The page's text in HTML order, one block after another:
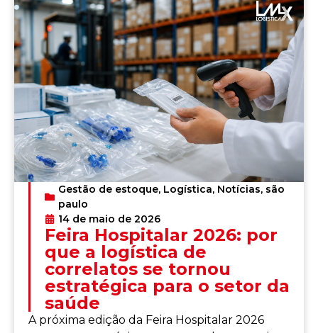
Gestão de estoque, Logística, Notícias, são
paulo
14 de maio de 2026
Feira Hospitalar 2026: por
que a logística de
correlatos se tornou
estratégica para o setor da
saúde
A próxima edição da Feira Hospitalar 2026